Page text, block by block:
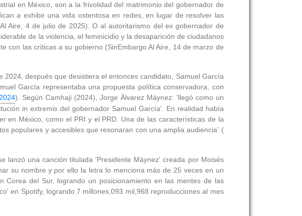
en México, son a la frivolidad del matrimonio del gobernador de
a exhibir una vida ostentosa en redes, en lugar de resolver las
Aire, 4 de julio de 2025). O al autoritarismo del ex gobernador de
de la violencia, el feminicidio y la desaparición de ciudadanos
con las críticas a su gobierno (SinEmbargo Al Aire, 14 de marzo de
después que desistiera el entonces candidato, Samuel García
García representaba una propuesta política conservadora, con
). Según Camhaji (2024), Jorge Álvarez Máynez: 'llegó como un
in extremis del gobernador Samuel García'. En realidad había
en México, como el PRI y el PRD. Una de las características de la
populares y accesibles que resonaran con una amplia audiencia' (
lanzó una canción titulada 'Presidente Máynez' creada por Moisés
su nombre y por ello la letra lo menciona más de 25 veces en un
del Sur, logrando un posicionamiento en las mentes de las
en Spotify, logrando 7 millones,093 mil,968 reproducciones al mes